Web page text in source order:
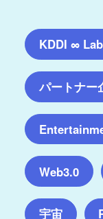
KDDI ∞
パートナー
Web3.0
宇宙